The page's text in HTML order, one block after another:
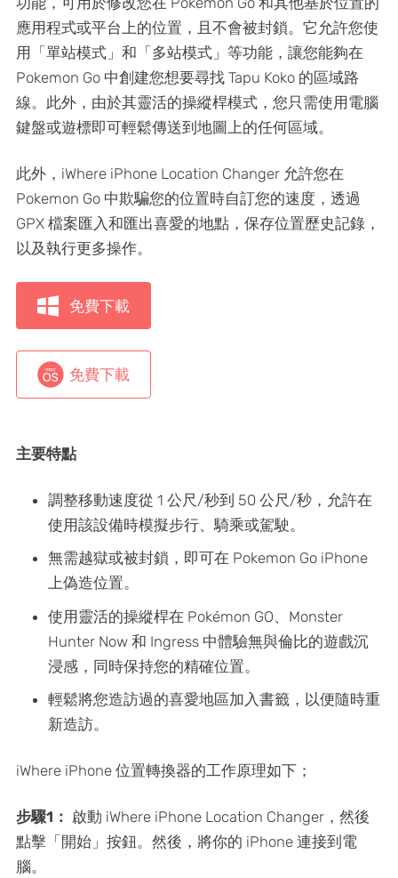
應用程式或平台上的位置，且不會被封鎖。它允許您使
用「單站模式」和「多站模式」等功能，讓您能夠在
Pokemon Go 中創建您想要尋找 Tapu Koko 的區域路
線。此外，由於其靈活的操縱桿模式，您只需使用電腦
鍵盤或遊標即可輕鬆傳送到地圖上的任何區域。
此外，iWhere iPhone Location Changer 允許您在
Pokemon Go 中欺騙您的位置時自訂您的速度，透過
GPX 檔案匯入和匯出喜愛的地點，保存位置歷史記錄，
以及執行更多操作。
免費下載
免費下載
主要特點
調整移動速度從 1 公尺/秒到 50 公尺/秒，允許在
使用該設備時模擬步行、騎乘或駕駛。
無需越獄或被封鎖，即可在 Pokemon Go iPhone
上偽造位置。
使用靈活的操縱桿在 Pokémon GO、Monster
Hunter Now 和 Ingress 中體驗無與倫比的遊戲沉
浸感，同時保持您的精確位置。
輕鬆將您造訪過的喜愛地區加入書籤，以便隨時重
新造訪。
iWhere iPhone 位置轉換器的工作原理如下；
步驟1： 啟動 iWhere iPhone Location Changer，然後
點擊「開始」按鈕。然後，將你的 iPhone 連接到電
腦。